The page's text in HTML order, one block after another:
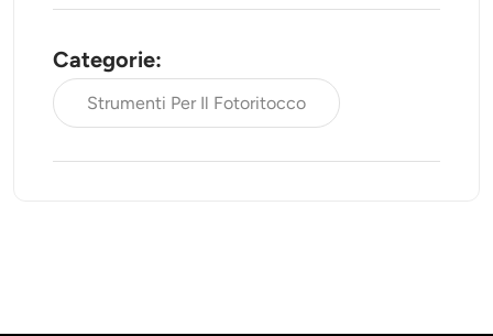
Categorie:
Strumenti Per Il Fotoritocco